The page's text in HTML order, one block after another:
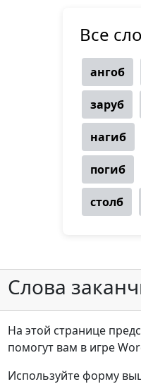
Все
ангоб
заруб
нагиб
погиб
столб
Слова
На этой странице
помогут вам в игре
Используйте форму